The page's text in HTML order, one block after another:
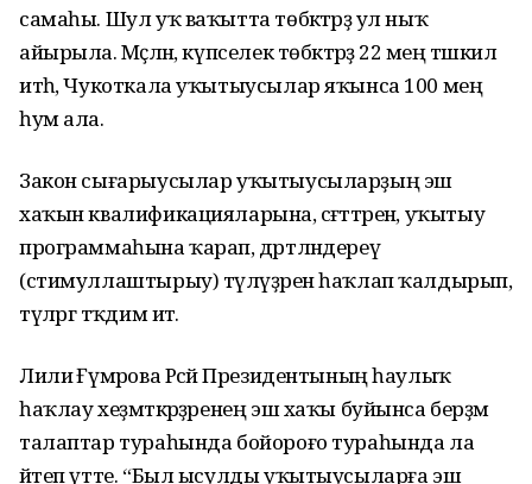
самаһы. Шул уҡ ваҡытта төбәктәрҙә ул ныҡ
айырыла. Мәҫәлән, күпселек төбәктәрҙә 22 мең тәшкил
итһә, Чукоткала уҡытыусылар яҡынса 100 мең
һум ала.
Закон сығарыусылар уҡытыусыларҙың эш
хаҡын квалификацияларына, сәғәттәренә, уҡытыу
программаһына ҡарап, дәртләндереү
(стимуллаштырыу) түләүҙәрен һаҡлап ҡалдырып,
түләргә тәҡдим итә.
Лилиә Ғүмәрова Рәсәй Президентының һаулыҡ
һаҡлау хеҙмәткәрҙәренең эш хаҡы буйынса берҙәм
талаптар тураһында бойороғо тураһында ла
әйтеп үтте. “Был ысулды уҡытыусыларға эш